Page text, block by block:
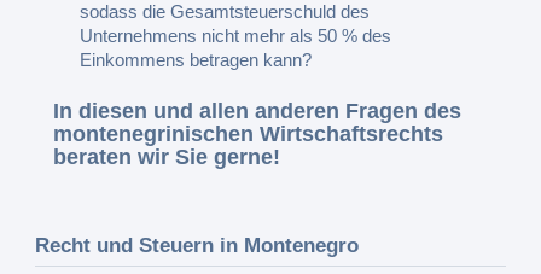
sodass die Gesamtsteuerschuld des
Unternehmens nicht mehr als 50 % des
Einkommens betragen kann?
In diesen und allen anderen Fragen des
montenegrinischen Wirtschaftsrechts
beraten wir Sie gerne!
Recht und Steuern in Montenegro